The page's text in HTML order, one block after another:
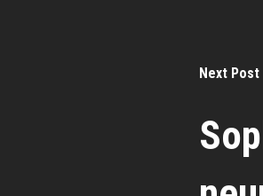
Next Post